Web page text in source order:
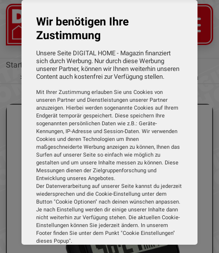
Startseite Tests
Fahrradcomputer
Sigma
ROX 4.0 ENDURANCE von Sigma
Wir benötigen Ihre
Zustimmung
Unsere Seite DIGITAL HOME - Magazin finanziert
sich durch Werbung. Nur durch diese Werbung
unserer Partner, können wir Ihnen weiterhin unseren
Content auch kostenfrei zur Verfügung stellen.
Mit Ihrer Zustimmung erlauben Sie uns Cookies von
unseren Partner und Dienstleistungen unserer Partner
anzuzeigen. Hierbei werden sogenannte Cookies auf Ihrem
Endgerät temporär gespeichert. Diese speichern Ihre
sogenannten persönlichen Daten wie z.B.: Geräte-
Kennungen, IP-Adresse und Session-Daten. Wir verwenden
Cookies und deren Technologien um Ihnen
maßgeschneiderte Werbung anzeigen zu können, Ihnen das
Surfen auf unserer Seite so einfach wie möglich zu
gestalten und um unsere Inhalte messen zu können. Diese
Messungen dienen der Zielgruppenforschung und
Entwicklung unseres Angebotes.
Der Datenverarbeitung auf unserer Seite kannst du jederzeit
wiedersprechen und die Cookie-Einstellung unter dem
Button "Cookie Optionen" nach deinen wünschen anpassen.
Je nach Einstellung werden dir einige unserer Inhalte dann
nicht weiterhin zur Verfügung stehen. Die aktuellen Cookie-
Einstellungen können Sie jederzeit ändern. In unserem
Footer finden Sie unter dem Punkt "Cookie Einstellungen"
dieses Popup".
Wir verwenden Cookies, um Ihnen die bestmögliche